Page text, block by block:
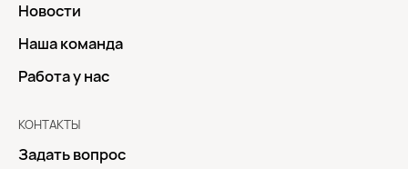
Новости
Наша команда
Работа у нас
КОНТАКТЫ
Задать вопрос